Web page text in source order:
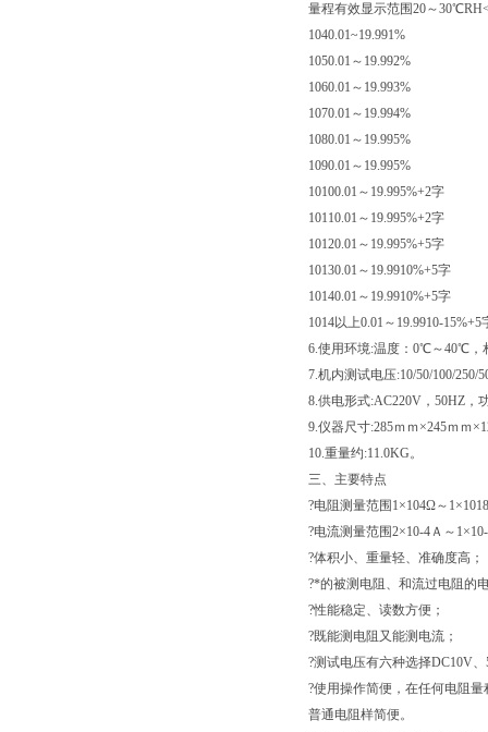
量程有效显示范围20～
1040.01~19.991%
1050.01～19.992%
1060.01～19.993%
1070.01～19.994%
1080.01～19.995%
1090.01～19.995%
10100.01～19.995%+2字
10110.01～19.995%+2字
10120.01～19.995%+5字
10130.01～19.9910%+5字
10140.01～19.9910%+5字
1014以上0.01～19.9910-15%+5
6.使用环境:温度：0℃～40℃，
7.机内测试电压:10/50/100/250/
8.供电形式:AC220V，50HZ，
9.仪器尺寸:285ｍｍ×245ｍｍ
10.重量约:11.0KG。
三、主要特点
?电阻测量范围1×104Ω～
?电流测量范围2×10-4Ａ～
?体积小、重量轻、准确度高；
?*的被测电阻、和流过电阻的
?性能稳定、读数方便；
?既能测电阻又能测电流；
?测试电压有六种选择DC10V
?使用操作简便，在任何电阻
普通电阻样简便。